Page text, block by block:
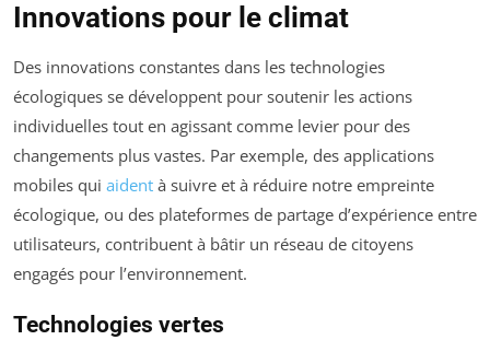
Innovations pour le climat
Des innovations constantes dans les technologies
écologiques se développent pour soutenir les actions
individuelles tout en agissant comme levier pour des
changements plus vastes. Par exemple, des applications
mobiles qui aident à suivre et à réduire notre empreinte
écologique, ou des plateformes de partage d’expérience entre
utilisateurs, contribuent à bâtir un réseau de citoyens
engagés pour l’environnement.
Technologies vertes